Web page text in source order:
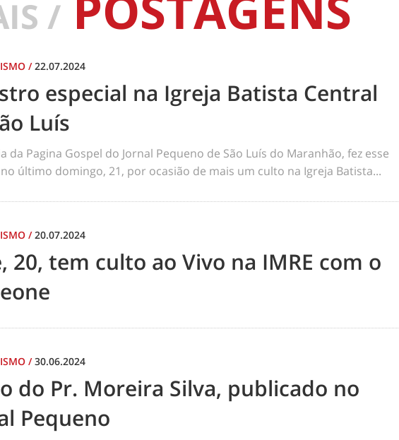
/
/22.07.2024
especial na Igreja Batista Central
Luís
da Pagina Gospel do Jornal Pequeno de São Luís do Maranhão, fez esse
último domingo, 21, por ocasião de mais um culto na Igreja Batista...
/20.07.2024
20, tem culto ao Vivo na IMRE com o
/30.06.2024
do Pr. Moreira Silva, publicado no
Pequeno